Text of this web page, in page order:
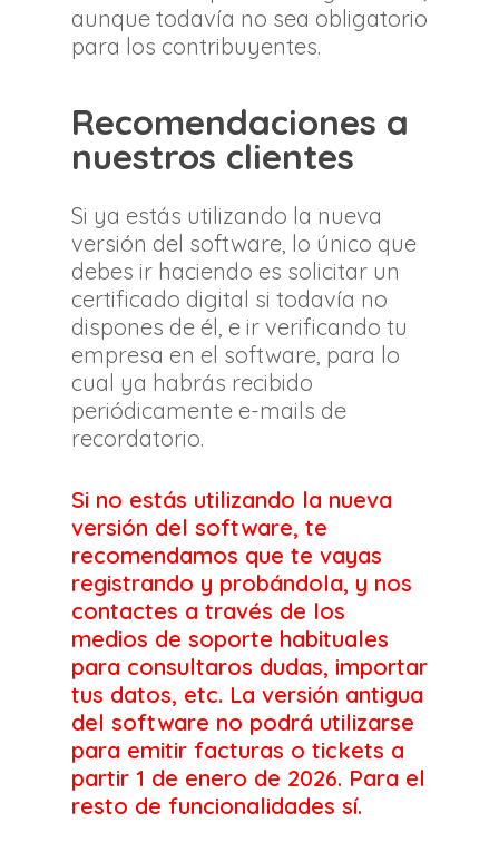
aunque todavía no sea obligatorio
para los contribuyentes.
Recomendaciones a
nuestros clientes
Si ya estás utilizando la nueva
versión del software, lo único que
debes ir haciendo es solicitar un
certificado digital si todavía no
dispones de él, e ir verificando tu
empresa en el software, para lo
cual ya habrás recibido
periódicamente e-mails de
recordatorio.
Si no estás utilizando la nueva
versión del software, te
recomendamos que te vayas
registrando y probándola, y nos
contactes a través de los
medios de soporte habituales
para consultaros dudas, importar
tus datos, etc. La versión antigua
del software no podrá utilizarse
para emitir facturas o tickets a
partir 1 de enero de 2026. Para el
resto de funcionalidades sí.